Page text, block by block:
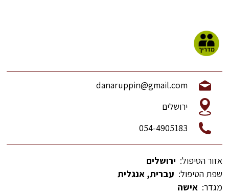
danaruppin@gmail.com
ירושלים
054-4905183
אזור הטיפול: ירושלים
שפת הטיפול: עברית, אנגלית
מגדר: אישה